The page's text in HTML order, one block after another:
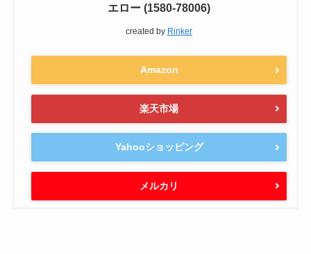
エロー (1580-78006)
created by Rinker
Amazon
楽天市場
Yahooショッピング
メルカリ